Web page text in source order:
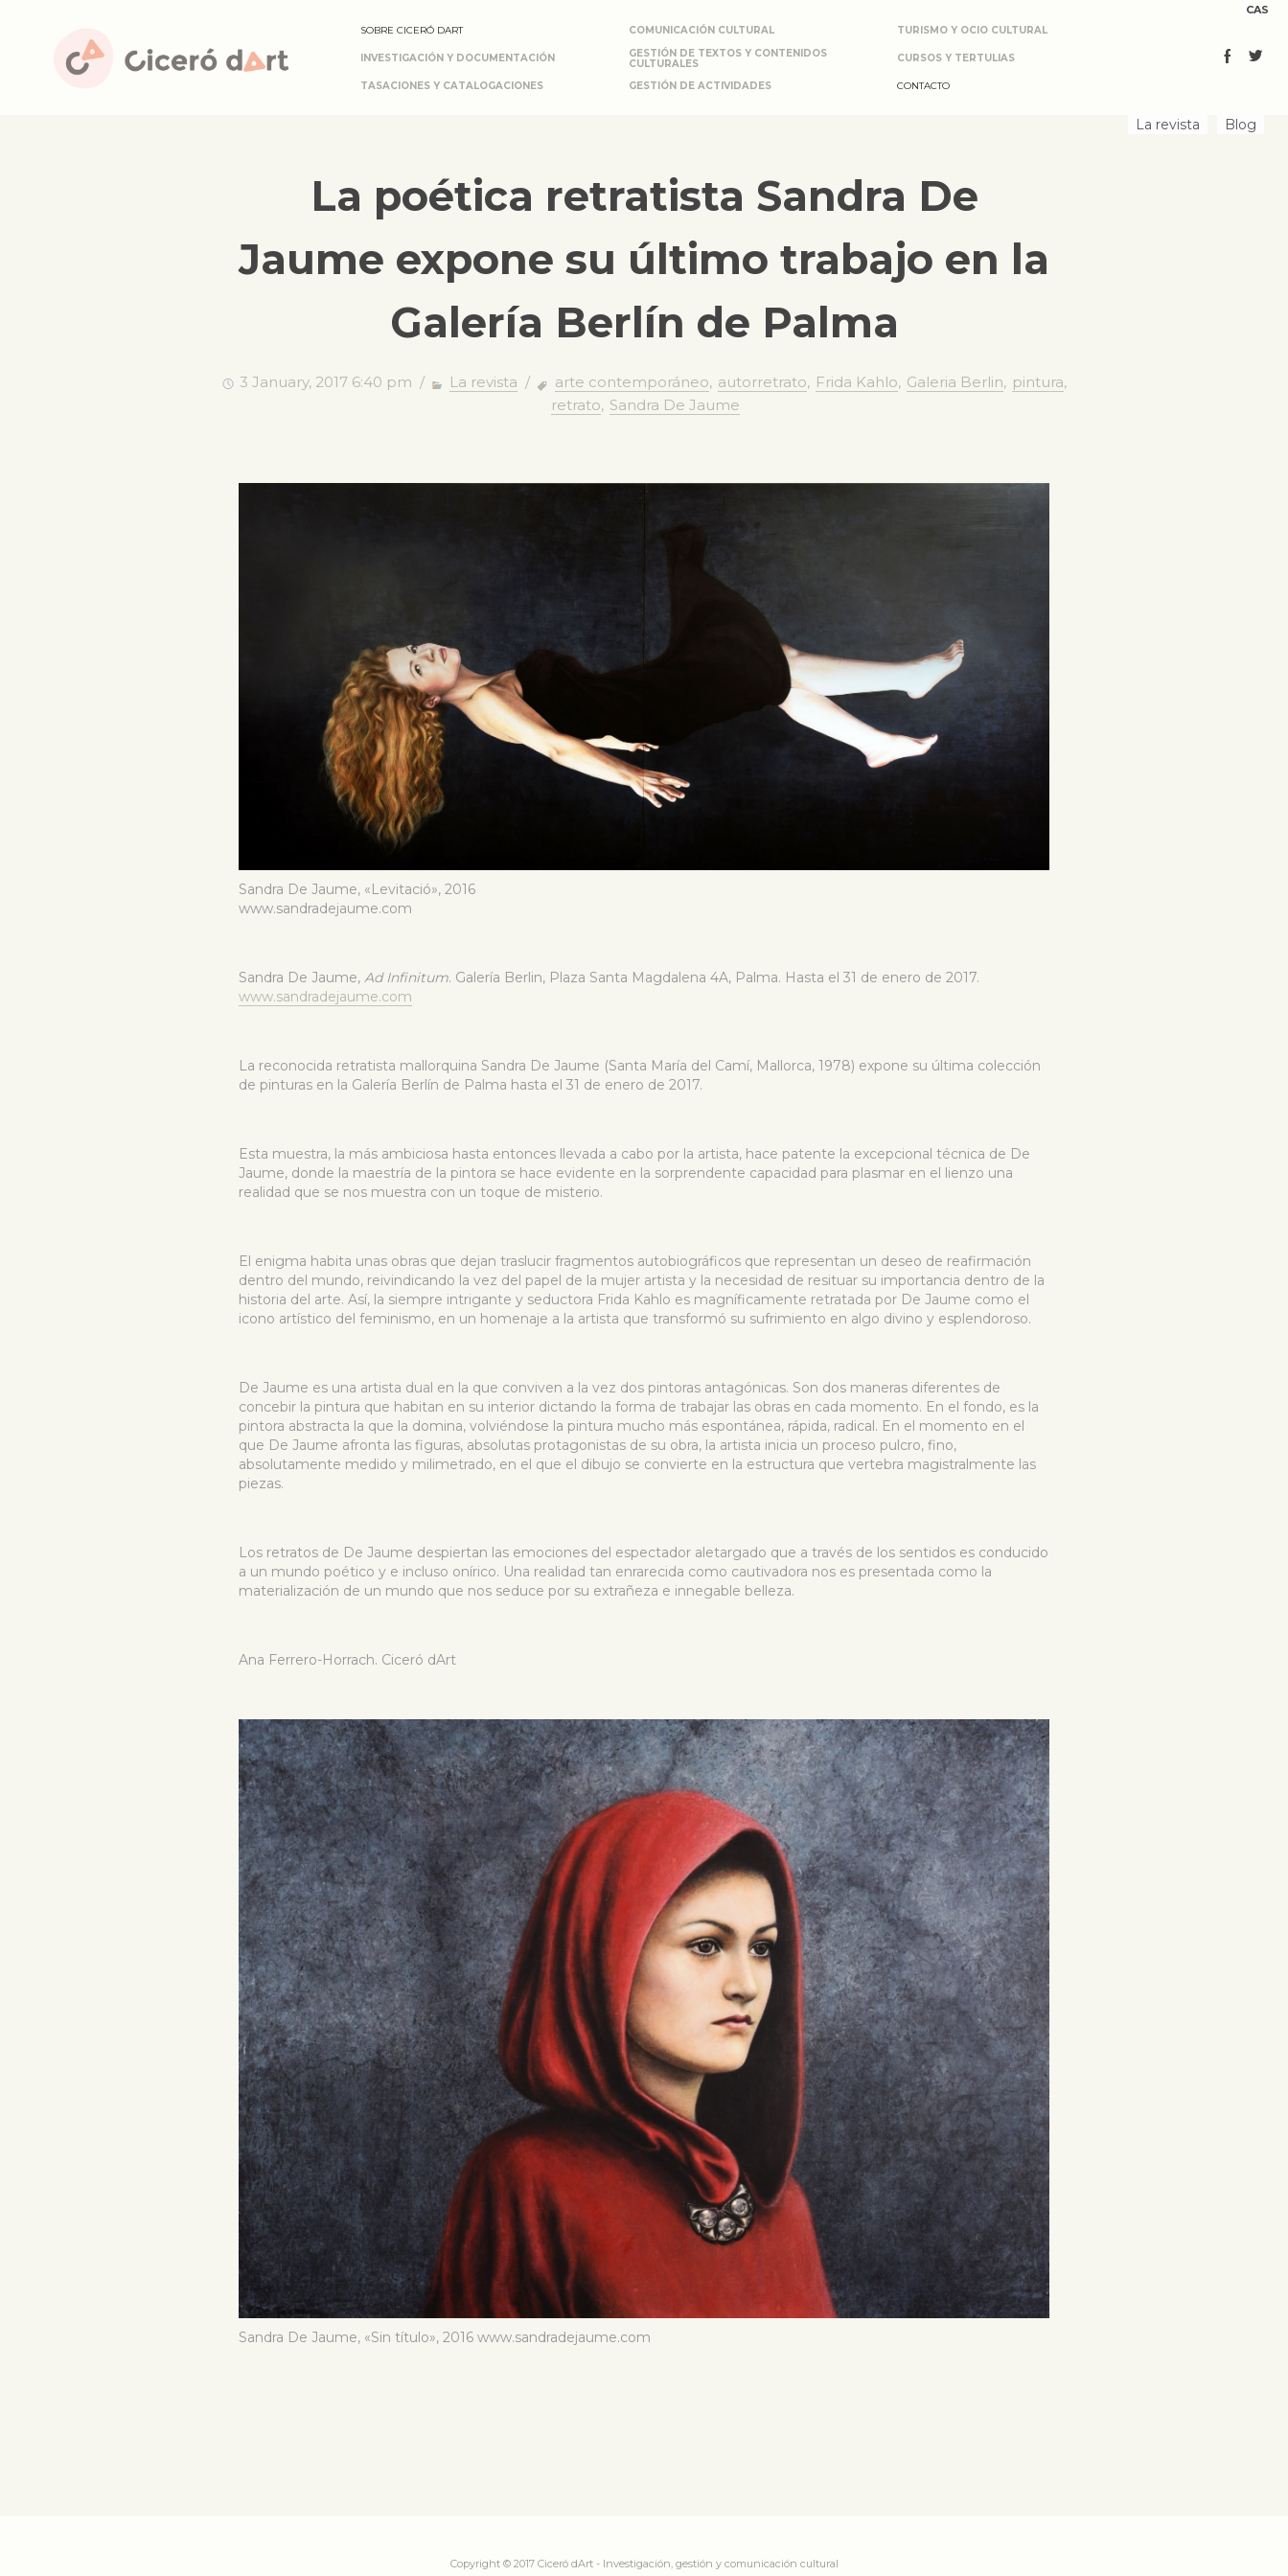
SOBRE CICERÓ DART
INVESTIGACIÓN Y DOCUMENTACIÓN
TASACIONES Y CATALOGACIONES
COMUNICACIÓN CULTURAL
GESTIÓN DE TEXTOS Y CONTENIDOS
CULTURALES
GESTIÓN DE ACTIVIDADES
TURISMO Y OCIO CULTURAL
CURSOS Y TERTULIAS
CONTACTO
Blog
La revista
CAS
La poética retratista Sandra De
Jaume expone su último trabajo en la
Galería Berlín de Palma
3 January, 2017 6:40 pm / La revista / arte contemporáneo, autorretrato, Frida Kahlo, Galeria Berlin, pintura,
retrato, Sandra De Jaume
Sandra De Jaume, «Levitació», 2016
www.sandradejaume.com
Sandra De Jaume, Ad Infinitum. Galería Berlin, Plaza Santa Magdalena 4A, Palma. Hasta el 31 de enero de 2017.
www.sandradejaume.com
La reconocida retratista mallorquina Sandra De Jaume (Santa María del Camí, Mallorca, 1978) expone su última colección
de pinturas en la Galería Berlín de Palma hasta el 31 de enero de 2017.
Esta muestra, la más ambiciosa hasta entonces llevada a cabo por la artista, hace patente la excepcional técnica de De
Jaume, donde la maestría de la pintora se hace evidente en la sorprendente capacidad para plasmar en el lienzo una
realidad que se nos muestra con un toque de misterio.
El enigma habita unas obras que dejan traslucir fragmentos autobiográficos que representan un deseo de reafirmación
dentro del mundo, reivindicando la vez del papel de la mujer artista y la necesidad de resituar su importancia dentro de la
historia del arte. Así, la siempre intrigante y seductora Frida Kahlo es magníficamente retratada por De Jaume como el
icono artístico del feminismo, en un homenaje a la artista que transformó su sufrimiento en algo divino y esplendoroso.
De Jaume es una artista dual en la que conviven a la vez dos pintoras antagónicas. Son dos maneras diferentes de
concebir la pintura que habitan en su interior dictando la forma de trabajar las obras en cada momento. En el fondo, es la
pintora abstracta la que la domina, volviéndose la pintura mucho más espontánea, rápida, radical. En el momento en el
que De Jaume afronta las figuras, absolutas protagonistas de su obra, la artista inicia un proceso pulcro, fino,
absolutamente medido y milimetrado, en el que el dibujo se convierte en la estructura que vertebra magistralmente las
piezas.
Los retratos de De Jaume despiertan las emociones del espectador aletargado que a través de los sentidos es conducido
a un mundo poético y e incluso onírico. Una realidad tan enrarecida como cautivadora nos es presentada como la
materialización de un mundo que nos seduce por su extrañeza e innegable belleza.
Ana Ferrero-Horrach. Ciceró dArt
Sandra De Jaume, «Sin título», 2016 www.sandradejaume.com
Copyright © 2017 Ciceró dArt - Investigación, gestión y comunicación cultural